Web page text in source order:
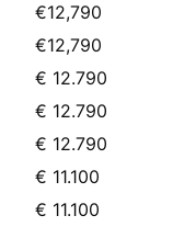
€12,790
€12,790
€ 12.790
€ 12.790
€ 12.790
€ 11.100
€ 11.100